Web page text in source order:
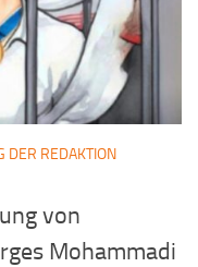
DER REDAKTION
von
Mohammadi